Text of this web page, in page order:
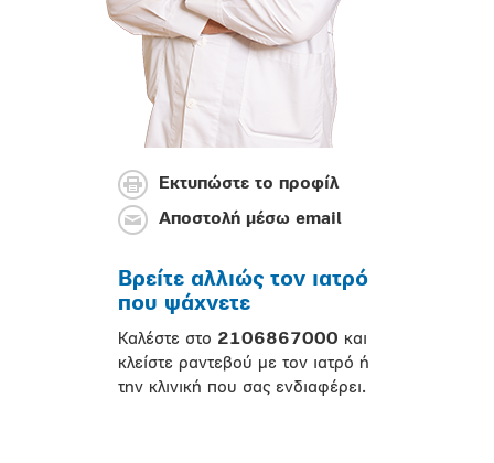
Εκτυπώστε το προφίλ
Αποστολή μέσω email
Βρείτε αλλιώς τον ιατρό
που ψάχνετε
Καλέστε στο 2106867000 και
κλείστε ραντεβού με τον ιατρό ή
την κλινική που σας ενδιαφέρει.